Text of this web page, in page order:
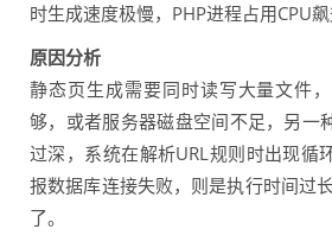
时生成速度极慢，PHP进程占用CPU飙
原因分析
静态页生成需要同时读写大量文件
够，或者服务器磁盘空间不足，另一
过深，系统在解析URL规则时出现循
报数据库连接失败，则是执行时间过
了。